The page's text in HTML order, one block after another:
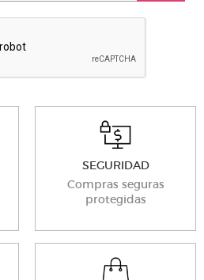
SEGURIDAD
Compras seguras
protegidas